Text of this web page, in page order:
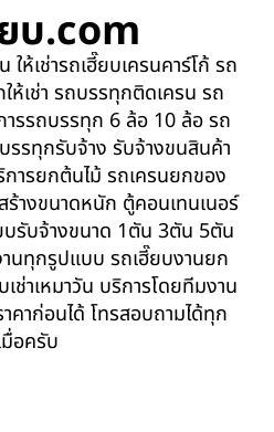
บ.com
ห้เช่ารถเฮี๊ยบเครนคาร์โก้ รถ
ห้เช่า รถบรรทุกติดเครน รถ
ารรถบรรทุก 6 ล้อ 10 ล้อ รถ
รทุกรับจ้าง รับจ้างขนสินค้า
ารยกต้นไม้ รถเครนยกของ
างขนาดหนัก ตู้คอนเทนเนอร์
บรับจ้างขนาด 1ตัน 3ตัน 5ตัน
นทุกรูปแบบ รถเฮี๊ยบงานยก
ช่าเหมาวัน บริการโดยทีมงาน
คาก่อนได้ โทรสอบถามได้ทุก
มื่อครับ